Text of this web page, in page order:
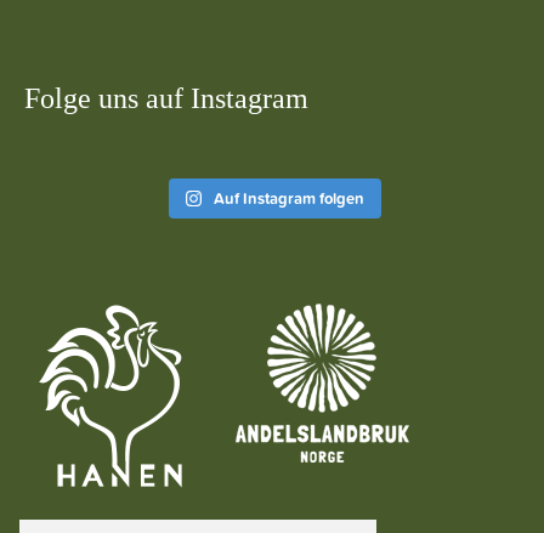
Folge uns auf Instagram
Auf Instagram folgen